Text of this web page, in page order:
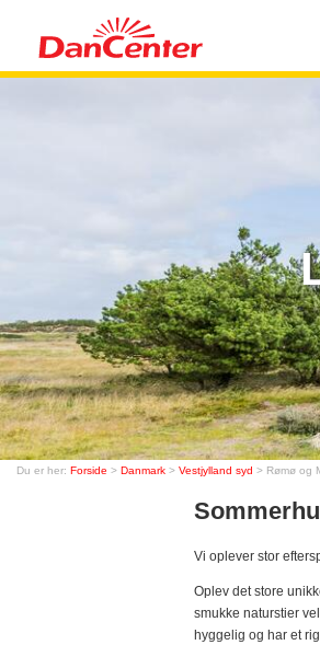
Du er her: Forside > Danmark > Vestjylland syd > Rømø og
Vi oplever stor
Oplev det store
smukke naturstier
hyggelig og har et